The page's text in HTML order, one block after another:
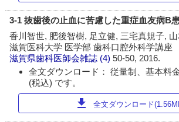
3-1 抜歯後の止血に苦慮した重症血友病B
香川智世, 肥後智樹, 足立健, 三宅真規子,
滋賀医科大学 医学部 歯科口腔外科学講座
滋賀県歯科医師会雑誌 (4)50-50, 2016.
全文ダウンロード： 従量制、基本料
(税込) です。
download 全文ダウンロード